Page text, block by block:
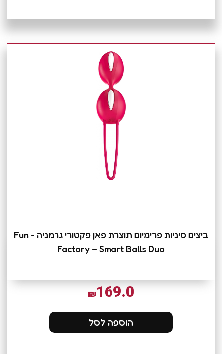
ביצים סיניות פרימיום תוצרת פאן פקטורי גרמניה - Fun
Factory – Smart Balls Duo
₪169.0
הוספה לסל